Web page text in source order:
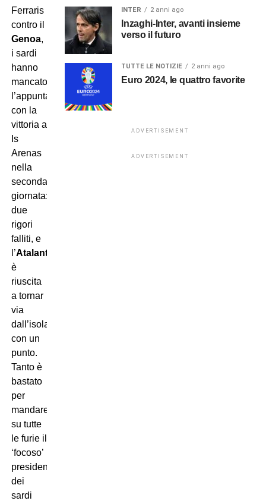
Ferraris
contro il
Genoa,
i sardi
hanno
mancato
l’appuntamento
con la
vittoria a
Is
Arenas
nella
seconda
giornata:
due
rigori
falliti, e
l’Atalanta
è
riuscita
a tornar
via
dall’isola
con un
punto.
Tanto è
bastato
per
mandare
su tutte
le furie il
‘focoso’
presidente
dei
sardi
INTER 2 anni ago
Inzaghi-Inter, avanti insieme
verso il futuro
TUTTE LE NOTIZIE 2 anni ago
Euro 2024, le quattro favorite
ADVERTISEMENT
ADVERTISEMENT